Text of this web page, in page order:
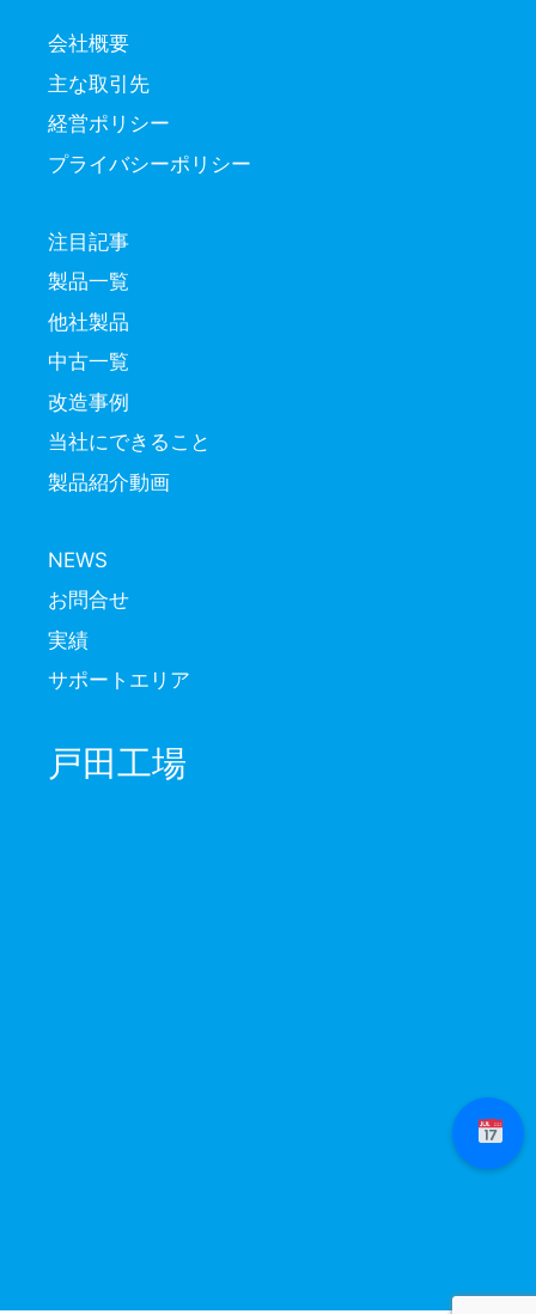
会社概要
主な取引先
経営ポリシー
プライバシーポリシー
注目記事
製品一覧
他社製品
中古一覧
改造事例
当社にできること
製品紹介動画
NEWS
お問合せ
実績
サポートエリア
戸田工場